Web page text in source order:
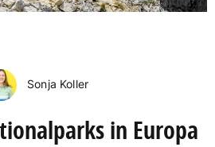
Sonja Koller
in Europa